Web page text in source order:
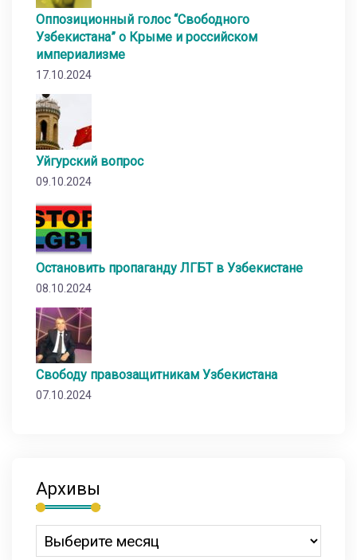
Оппозиционный голос “Свободного
Узбекистана” о Крыме и российском
империализме
17.10.2024
Уйгурский вопрос
09.10.2024
Остановить пропаганду ЛГБТ в Узбекистане
08.10.2024
Свободу правозащитникам Узбекистана
07.10.2024
Архивы